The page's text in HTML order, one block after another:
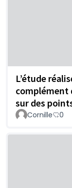
L’étude
complément
sur des
Cornille 0